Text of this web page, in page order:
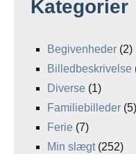
Kategorier
Begivenheder (2)
Billedbeskrivelse
Diverse (1)
Familiebilleder (5)
Ferie (7)
Min slægt(252)